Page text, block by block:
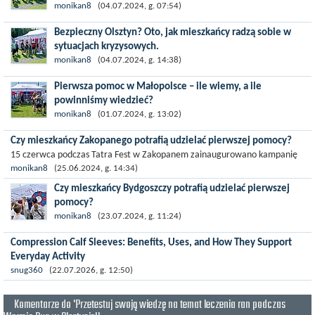
Kampania edukacyjna „Żyj bez obaw o rany!” już 13 lipca
odwiedzi Enea Bydgoszcz Triathlon. Celem kampanii jest
zwiększenie świadomości...
monikan8 (04.07.2024, g. 07:54)
Bezpieczny Olsztyn? Oto, jak mieszkańcy radzą sobie w
sytuacjach kryzysowych.
Podczas wydarzenia Citi Warmia Run Challenge, które odbyło się
29-30 czerwca w Olsztynie, miała miejsce kolejna odsłona
kampanii „Żyj...
monikan8 (04.07.2024, g. 14:38)
Pierwsza pomoc w Małopolsce – ile wiemy, a ile
powinniśmy wiedzieć?
Wyniki testów przeprowadzonych w ramach kampanii „Żyj bez
obaw o rany!”, podczas Tatra Fest w Zakopanem oraz
Małopolska Tour w...
monikan8 (01.07.2024, g. 13:02)
Czy mieszkańcy Zakopanego potrafią udzielać pierwszej pomocy?
15 czerwca podczas Tatra Fest w Zakopanem zainaugurowano kampanię
„Żyj bez obaw o rany!”, prowadzoną przez firmę Schülke,...
monikan8 (25.06.2024, g. 14:34)
Czy mieszkańcy Bydgoszczy potrafią udzielać pierwszej
pomocy?
13 lipca w Bydgoszczy, podczas Triathlon Bydgoszcz, miała
miejsce kolejna odsłona kampanii „Żyj bez obaw o rany!”,
organizowanej przez...
monikan8 (23.07.2024, g. 11:24)
Compression Calf Sleeves: Benefits, Uses, and How They Support
Everyday Activity
Compression calf sleeves are widely used by athletes, travelers, healthcare
snug360 (22.07.2026, g. 12:50)
Komentarze do 'Przetestuj swoją wiedzę na temat leczenia ran podczas